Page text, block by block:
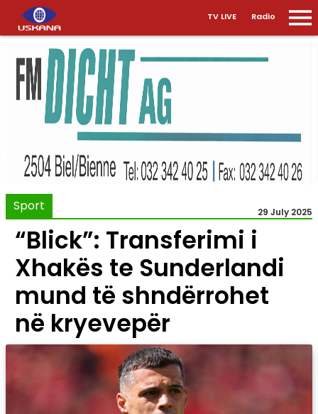
TV LIVE Radio
Sport 29 July 2025
“Blick”: Transferimi i
Xhakës te Sunderlandi
mund të shndërrohet
në kryevepër